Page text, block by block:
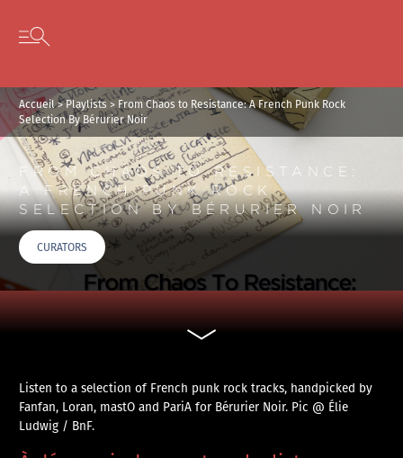
Skip to content
Open secondary menu
Accueil>Playlists> From Chaos to Resistance: A French Punk Rock
Selection By Bérurier Noir
FROM CHAOS TO RESISTANCE:
A FRENCH PUNK ROCK
SELECTION BY BÉRURIER NOIR
CURATORS
Listen to a selection of French punk rock tracks, handpicked by
Fanfan, Loran, mastO and PariA for Bérurier Noir. Pic @ Élie
Ludwig / BnF.